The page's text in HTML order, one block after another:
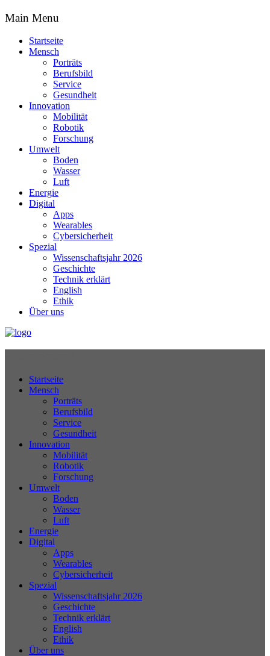
Main Menu
Startseite
Mensch
Porträts
Berufsbild
Service
Gesundheit
Innovation
Mobilität
Robotik
Forschung
Umwelt
Boden
Wasser
Luft
Energie
Digital
Apps
Wearables
Cybersicherheit
Spezial
Wissenschaftsjahr 2026
Geschichte
Technik erklärt
English
Ethik
Über uns
Startseite
Mensch
Porträts
Berufsbild
Service
Gesundheit
Innovation
Mobilität
Robotik
Forschung
Umwelt
Boden
Wasser
Luft
Energie
Digital
Apps
Wearables
Cybersicherheit
Spezial
Wissenschaftsjahr 2026
Geschichte
Technik erklärt
English
Ethik
Über uns